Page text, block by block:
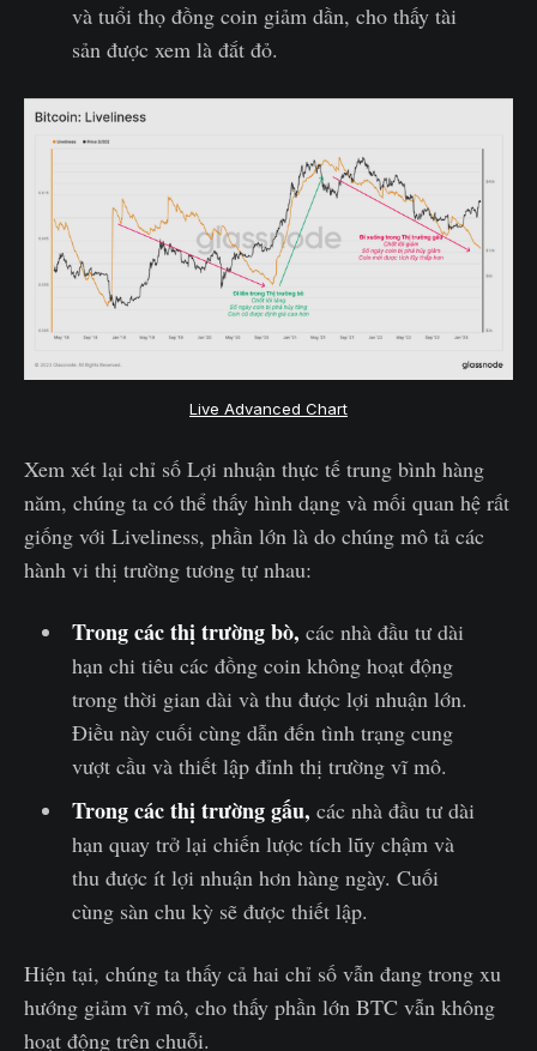
và tuổi thọ đồng coin giảm dần, cho thấy tài
sản được xem là đắt đỏ.
Live Advanced Chart
Xem xét lại chỉ số Lợi nhuận thực tế trung bình hàng
năm, chúng ta có thể thấy hình dạng và mối quan hệ rất
giống với Liveliness, phần lớn là do chúng mô tả các
hành vi thị trường tương tự nhau:
Trong các thị trường bò, các nhà đầu tư dài
hạn chi tiêu các đồng coin không hoạt động
trong thời gian dài và thu được lợi nhuận lớn.
Điều này cuối cùng dẫn đến tình trạng cung
vượt cầu và thiết lập đỉnh thị trường vĩ mô.
Trong các thị trường gấu, các nhà đầu tư dài
hạn quay trở lại chiến lược tích lũy chậm và
thu được ít lợi nhuận hơn hàng ngày. Cuối
cùng sàn chu kỳ sẽ được thiết lập.
Hiện tại, chúng ta thấy cả hai chỉ số vẫn đang trong xu
hướng giảm vĩ mô, cho thấy phần lớn BTC vẫn không
hoạt động trên chuỗi.